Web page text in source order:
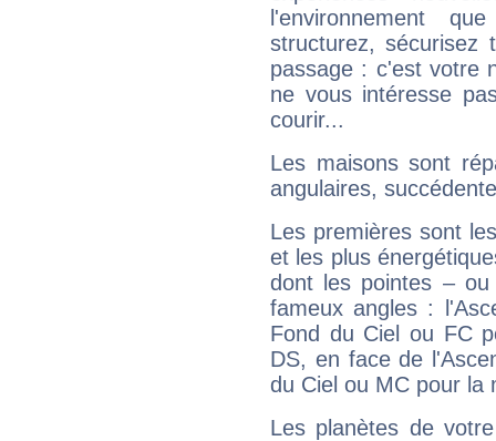
l'environnement
structurez, sécurisez
passage : c'est votre
ne vous intéresse
courir...
Les maisons sont
angulaires,
Les premières sont
et les plus
dont les pointes –
fameux angles :
Fond du Ciel ou FC
DS, en face de
du Ciel ou MC pour la
Les planètes de